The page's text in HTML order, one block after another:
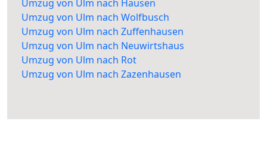
Umzug von Ulm nach Hausen
Umzug von Ulm nach Wolfbusch
Umzug von Ulm nach Zuffenhausen
Umzug von Ulm nach Neuwirtshaus
Umzug von Ulm nach Rot
Umzug von Ulm nach Zazenhausen